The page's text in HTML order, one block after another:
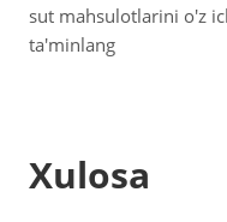
sut mahsulotlarini o'z
ta'minlang
Xulosa